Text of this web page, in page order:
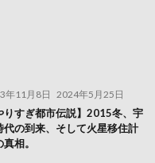
年11月8日 2024年5月25日
りすぎ都市伝説】2015冬、宇
代の到来、そして火星移住計
相。